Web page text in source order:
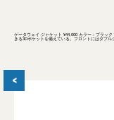
ゲータウェイ ジャケット ¥44,000 カラー：ブラッ
きる3Dポケットを備えている。フロントにはダブ
<